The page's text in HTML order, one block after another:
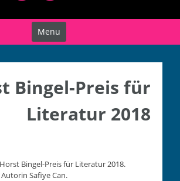
Menu
Bingel-Preis für
Literatur 2018
Bin­gel-Preis für Lit­er­atur 2018.
Safiye Can.